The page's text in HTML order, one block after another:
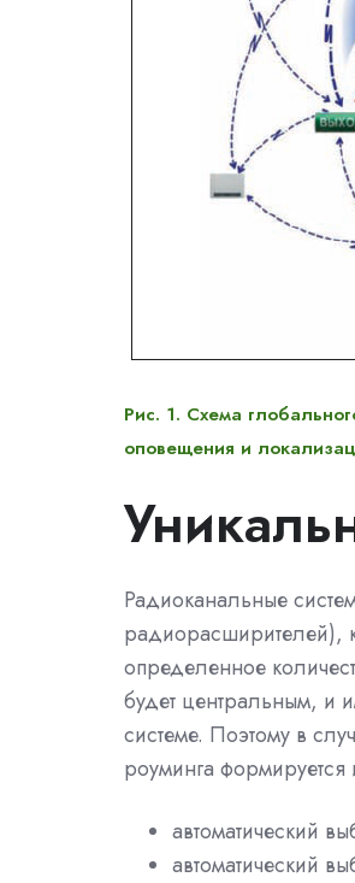
Рис. 1. Схема
оповещения и
Радиоканальные
радиорасширителей),
определенное
будет центральным, и
системе. Поэтому в
роуминга
автоматический
автоматический